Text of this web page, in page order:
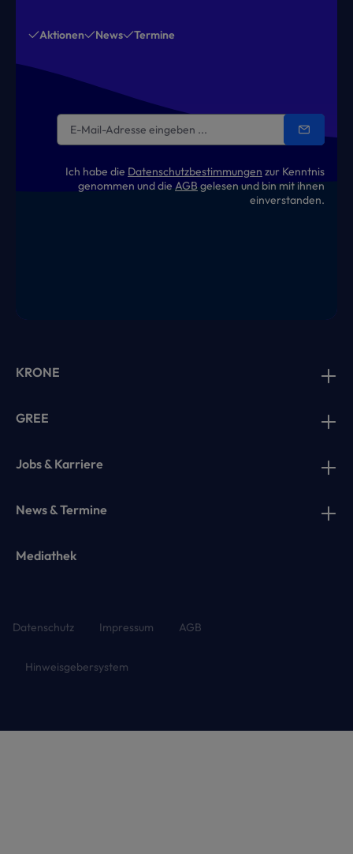
Aktionen News Termine
Ich habe die Datenschutzbestimmungen zur Kenntnis
genommen und die AGB gelesen und bin mit ihnen
einverstanden.
KRONE
GREE
Jobs & Karriere
News & Termine
Mediathek
Datenschutz Impressum AGB
Hinweisgebersystem